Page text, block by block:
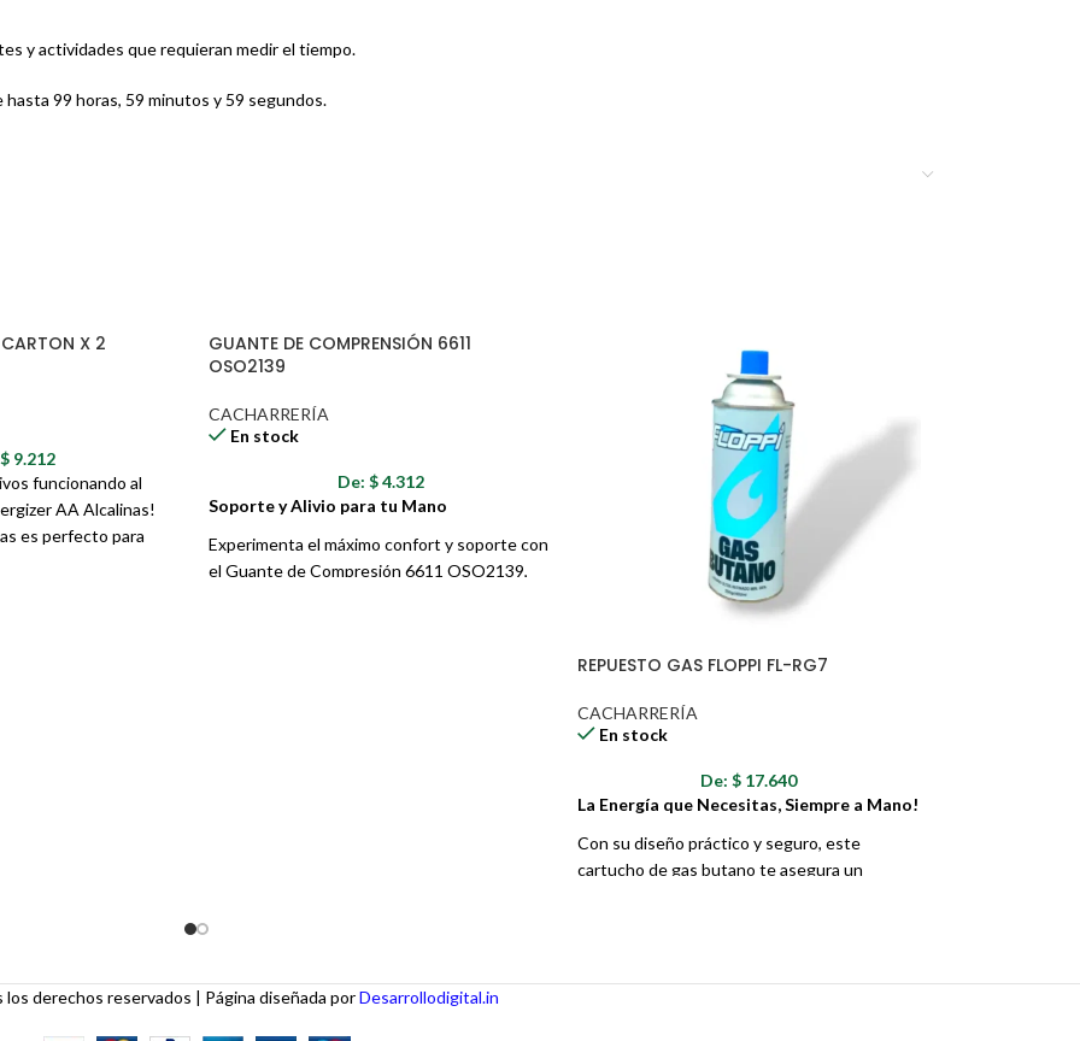
y actividades que requieran medir el tiempo.
99 horas, 59 minutos y 59 segundos.
y minimalista para montaje en pared.
principales y la referencia del producto.
decoración contemporánea.
CARTON X 2
$ 9.212
funcionando al
AA Alcalinas!
es perfecto para
GUANTE DE COMPRENSIÓN 6611
OSO2139
CACHARRERÍA
En stock
De: $4.312
Soporte y Alivio para tu Mano
Experimenta el máximo confort y soporte con
el Guante de Compresión 6611 OSO2139,
REPUESTO GAS FLOPPI FL-RG7
CACHARRERÍA
En stock
De:$ 17.640
La Energía que Necesitas, Siempre a Mano!
Con su diseño práctico y seguro, este
cartucho de gas butano te asegura un
derechos reservados | Página diseñada porDesarrollodigital.in